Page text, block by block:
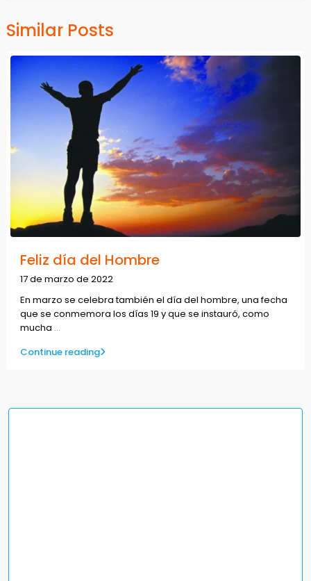
Similar Posts
Feliz día del Hombre
17 de marzo de 2022
En marzo se celebra también el día del hombre, una fecha
que se conmemora los días 19 y que se instauró, como
mucha ...
Continue reading